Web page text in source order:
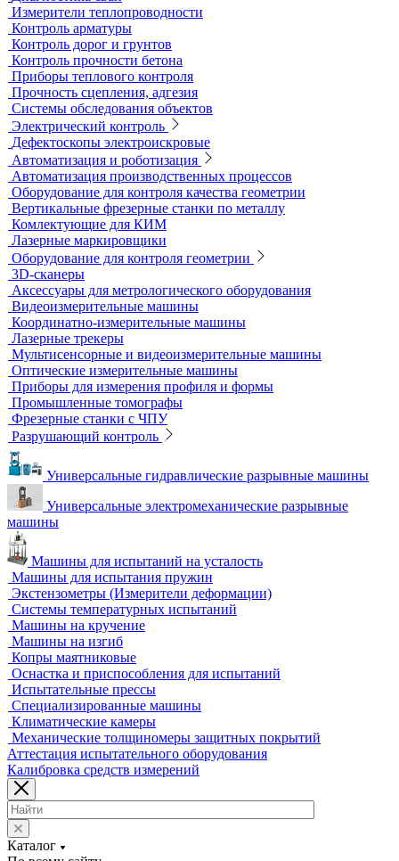
Блескомеры, колориметры
Контроль герметичности
Вакуумные рамки
Вакуумные установки
Портативные гелиевые течеискатели
Течеискатели акустические
Течеискатели корреляционные
Течеискатели многодатчиковые
Трассотечеискатели
Контроль в строительстве
Виброизмерительные приборы
Диагностика свай
Измерители теплопроводности
Контроль арматуры
Контроль дорог и грунтов
Контроль прочности бетона
Приборы теплового контроля
Прочность сцепления, адгезия
Системы обследования объектов
Электрический контроль
Дефектоскопы электроискровые
Автоматизация и роботизация
Автоматизация производственных процессов
Оборудование для контроля качества геометрии
Вертикальные фрезерные станки по металлу
Комлектующие для КИМ
Лазерные маркировщики
Оборудование для контроля геометрии
3D-сканеры
Аксессуары для метрологического оборудования
Видеоизмерительные машины
Координатно-измерительные машины
Лазерные трекеры
Мультисенсорные и видеоизмерительные машины
Оптические измерительные машины
Приборы для измерения профиля и формы
Промышленные томографы
Фрезерные станки с ЧПУ
Разрушающий контроль
Универсальные гидравлические разрывные машины
Универсальные электромеханические разрывные
машины
Машины для испытаний на усталость
Машины для испытания пружин
Экстензометры (Измерители деформации)
Системы температурных испытаний
Машины на кручение
Машины на изгиб